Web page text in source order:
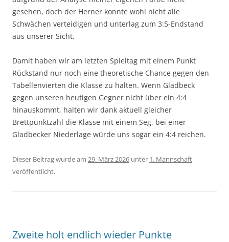
gesehen, doch der Herner konnte wohl nicht alle
Schwächen verteidigen und unterlag zum 3:5-Endstand
aus unserer Sicht.
Damit haben wir am letzten Spieltag mit einem Punkt
Rückstand nur noch eine theoretische Chance gegen den
Tabellenvierten die Klasse zu halten. Wenn Gladbeck
gegen unseren heutigen Gegner nicht über ein 4:4
hinauskommt, halten wir dank aktuell gleicher
Brettpunktzahl die Klasse mit einem Seg, bei einer
Gladbecker Niederlage würde uns sogar ein 4:4 reichen.
Dieser Beitrag wurde am 29. März 2026 unter 1. Mannschaft
veröffentlicht.
Zweite holt endlich wieder Punkte